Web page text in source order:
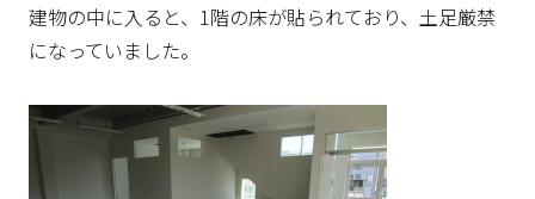
建物の中に入ると、1階の床が貼られており、土足厳禁
になっていました。